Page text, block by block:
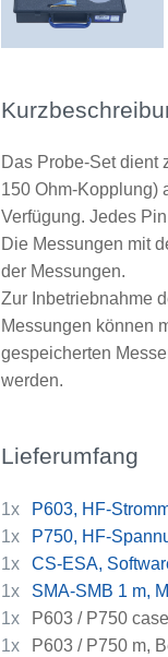
Das Probe-Set dient
150 Ohm-Kopplung)
Verfügung. Jedes
Die Messungen mit
der Messungen.
Zur Inbetriebnahme
Messungen können
gespeicherten
werden.
Lieferumfang
1x
P603, HF-
1x
P750, HF-
1x
CS-ESA,
1x
SMA-SMB 1 m,
1x
P603 / P750
1x
P603 / P750 m,